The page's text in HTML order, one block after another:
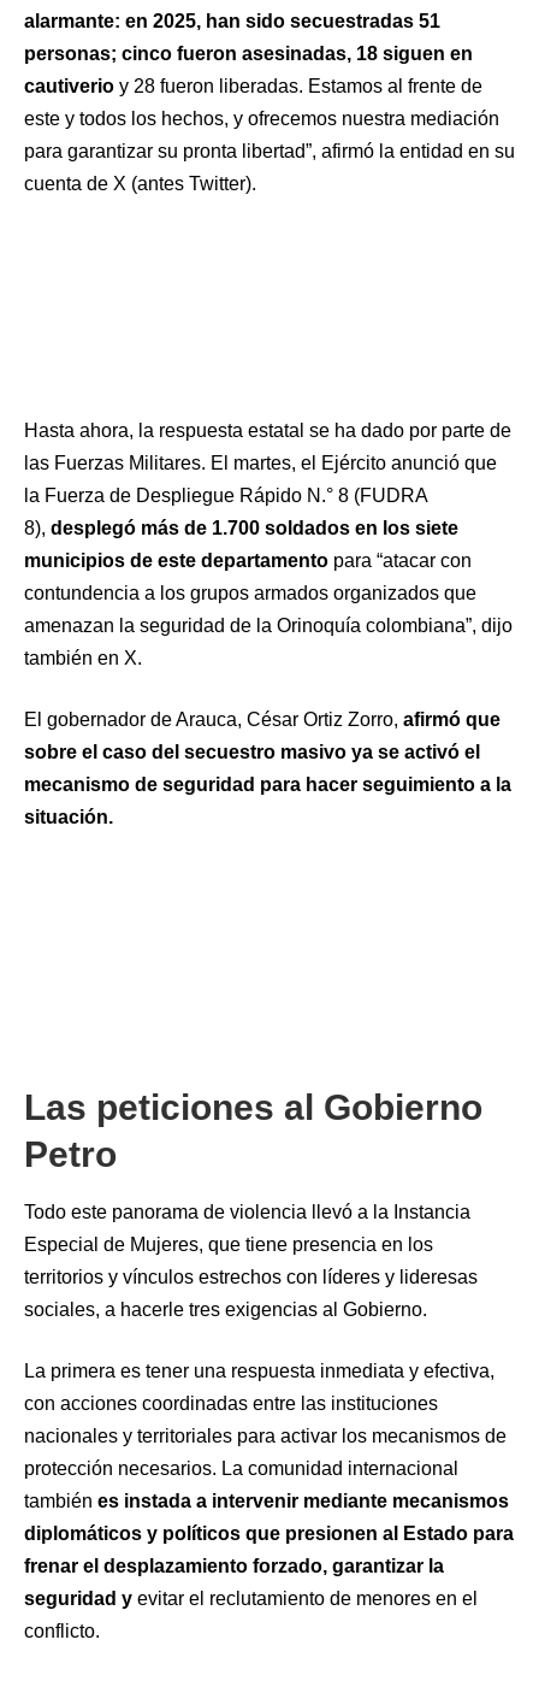
alarmante: en 2025, han sido secuestradas 51
personas; cinco fueron asesinadas, 18 siguen en
cautiverio y 28 fueron liberadas. Estamos al frente de
este y todos los hechos, y ofrecemos nuestra mediación
para garantizar su pronta libertad”, afirmó la entidad en su
cuenta de X (antes Twitter).
Hasta ahora, la respuesta estatal se ha dado por parte de
las Fuerzas Militares. El martes, el Ejército anunció que
la Fuerza de Despliegue Rápido N.° 8 (FUDRA
8), desplegó más de 1.700 soldados en los siete
municipios de este departamento para “atacar con
contundencia a los grupos armados organizados que
amenazan la seguridad de la Orinoquía colombiana”, dijo
también en X.
El gobernador de Arauca, César Ortiz Zorro, afirmó que
sobre el caso del secuestro masivo ya se activó el
mecanismo de seguridad para hacer seguimiento a la
situación.
Las peticiones al Gobierno
Petro
Todo este panorama de violencia llevó a la Instancia
Especial de Mujeres, que tiene presencia en los
territorios y vínculos estrechos con líderes y lideresas
sociales, a hacerle tres exigencias al Gobierno.
La primera es tener una respuesta inmediata y efectiva,
con acciones coordinadas entre las instituciones
nacionales y territoriales para activar los mecanismos de
protección necesarios. La comunidad internacional
también es instada a intervenir mediante mecanismos
diplomáticos y políticos que presionen al Estado para
frenar el desplazamiento forzado, garantizar la
seguridad y evitar el reclutamiento de menores en el
conflicto.